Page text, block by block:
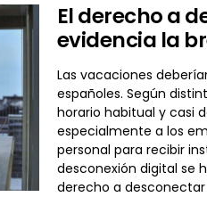
El derecho a
evidencia la
Las vacaciones
españoles. Según
horario habitual y casi
especialmente a los
personal para recibir
desconexión digital se
derecho a